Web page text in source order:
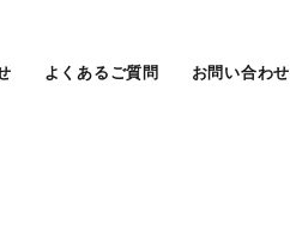
よくあるご質問 お問い合わせ